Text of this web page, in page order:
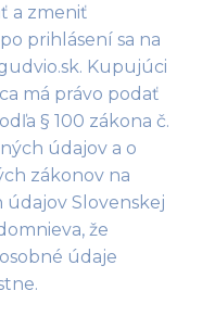
a zmeniť
prihlásení sa na
Kupujúci
má právo podať
§ 100 zákona č.
údajov a o
zákonov na
údajov Slovenskej
že
údaje